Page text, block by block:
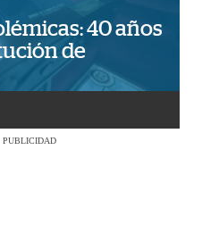
40 años
de
PUBLICIDAD